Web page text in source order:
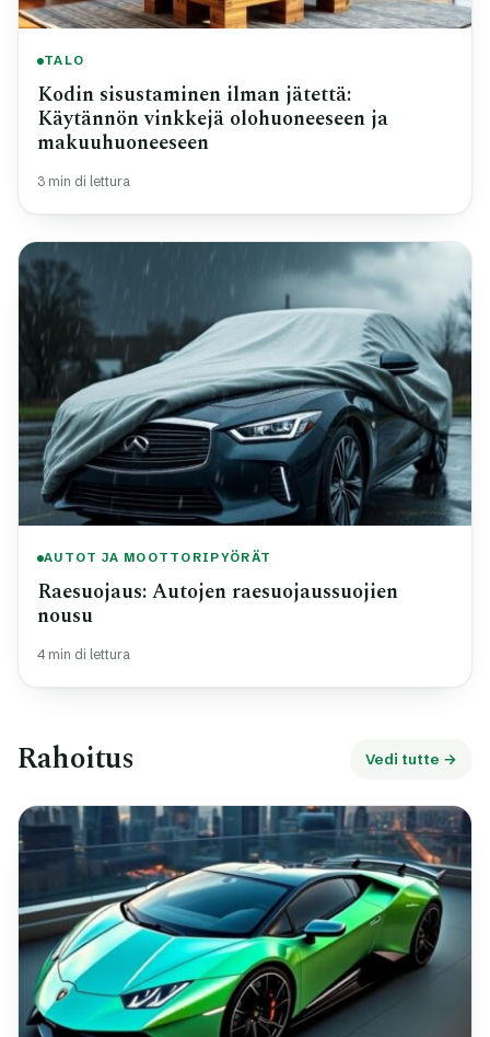
TALO
Kodin sisustaminen ilman jätettä:
Käytännön vinkkejä olohuoneeseen ja
makuuhuoneeseen
3 min di lettura
AUTOT JA MOOTTORIPYÖRÄT
Raesuojaus: Autojen raesuojaussuojien
nousu
4 min di lettura
Rahoitus Vedi tutte →